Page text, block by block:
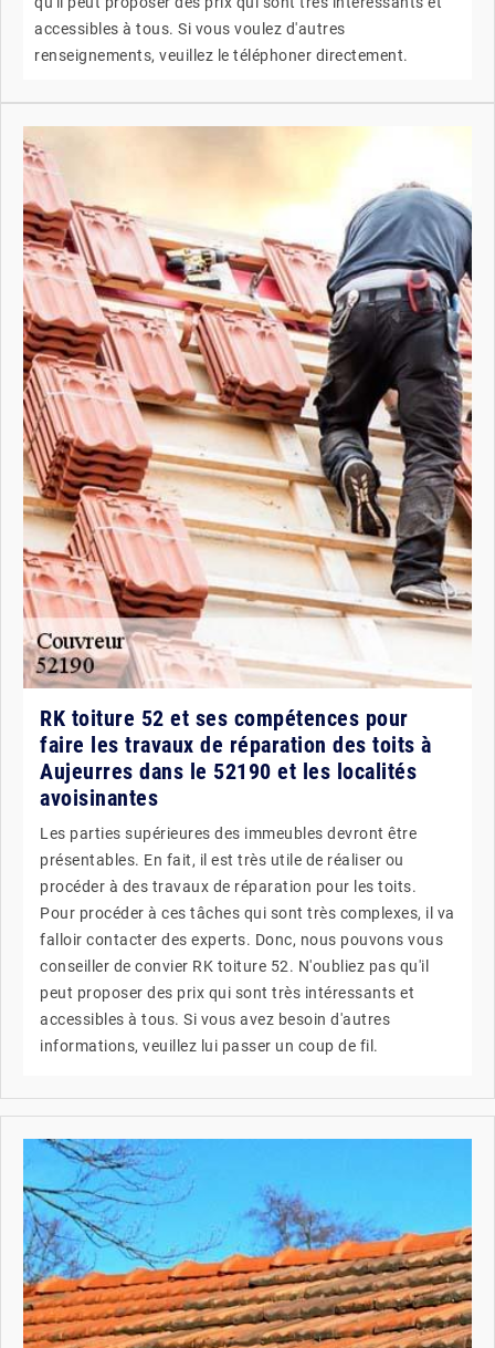
accessibles à tous. Si vous voulez d'autres
renseignements, veuillez le téléphoner directement.
RK toiture 52 et ses compétences pour
faire les travaux de réparation des toits à
Aujeurres dans le 52190 et les localités
avoisinantes
Les parties supérieures des immeubles devront être
présentables. En fait, il est très utile de réaliser ou
procéder à des travaux de réparation pour les toits.
Pour procéder à ces tâches qui sont très complexes, il va
falloir contacter des experts. Donc, nous pouvons vous
conseiller de convier RK toiture 52. N'oubliez pas qu'il
peut proposer des prix qui sont très intéressants et
accessibles à tous. Si vous avez besoin d'autres
informations, veuillez lui passer un coup de fil.